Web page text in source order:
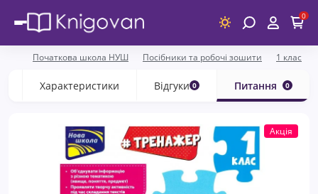
0
Початкова школа НУШ Посібники та робочі зошити 1 клас
Характеристики Відгуки 0 Питання 0
Акція